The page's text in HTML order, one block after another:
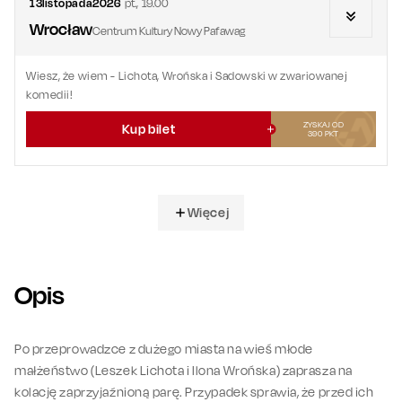
13 listopada2026 pt.,19.00
WrocławCentrum Kultury Nowy Pafawag
Wiesz, że wiem - Lichota, Wrońska i Sadowski w zwariowanej
komedii!
Kup bilet
ZYSKAJ OD
390 PKT
Więcej
Opis
Po przeprowadzce z dużego miasta na wieś młode
małżeństwo (Leszek Lichota i Ilona Wrońska) zaprasza na
kolację zaprzyjaźnioną parę. Przypadek sprawia, że przed ich